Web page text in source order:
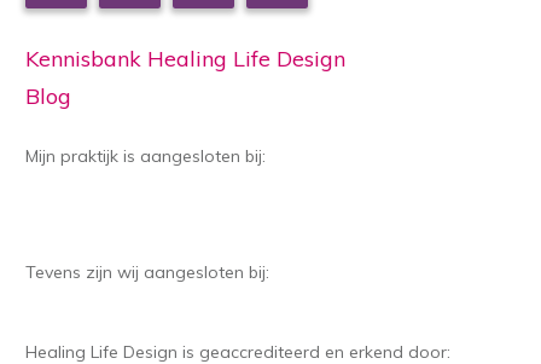
Kennisbank Healing Life Design
Blog
Mijn praktijk is aangesloten bij:
Tevens zijn wij aangesloten bij:
Healing Life Design is geaccrediteerd en erkend door: